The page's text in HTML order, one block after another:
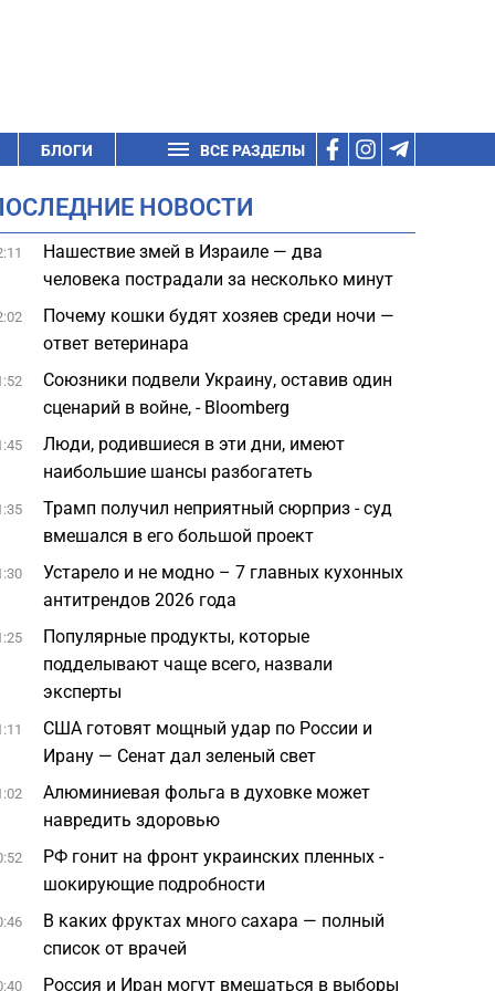
БЛОГИ ВСЕ РАЗДЕЛЫ
НОВОСТИ
Нашествие змей в Израиле — два
человека пострадали за несколько минут
Почему кошки будят хозяев среди ночи —
ответ ветеринара
Союзники подвели Украину, оставив один
сценарий в войне, - Bloomberg
Люди, родившиеся в эти дни, имеют
наибольшие шансы разбогатеть
Трамп получил неприятный сюрприз - суд
вмешался в его большой проект
Устарело и не модно – 7 главных кухонных
антитрендов 2026 года
Популярные продукты, которые
подделывают чаще всего, назвали
эксперты
США готовят мощный удар по России и
Ирану — Сенат дал зеленый свет
Алюминиевая фольга в духовке может
навредить здоровью
РФ гонит на фронт украинских пленных -
шокирующие подробности
В каких фруктах много сахара — полный
список от врачей
Россия и Иран могут вмешаться в выборы